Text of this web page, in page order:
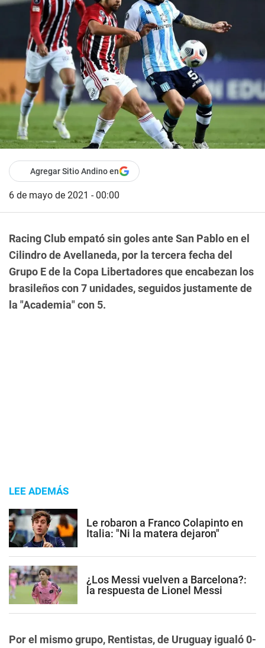
Agregar Sitio Andino en
6 de mayo de 2021 - 00:00
Racing Club empató sin goles ante San Pablo en el
Cilindro de Avellaneda, por la tercera fecha del
Grupo E de la Copa Libertadores que encabezan los
brasileños con 7 unidades, seguidos justamente de
la "Academia" con 5.
LEE ADEMÁS
Le robaron a Franco Colapinto en
Italia: "Ni la matera dejaron"
¿Los Messi vuelven a Barcelona?:
la respuesta de Lionel Messi
Por el mismo grupo, Rentistas, de Uruguay igualó 0-